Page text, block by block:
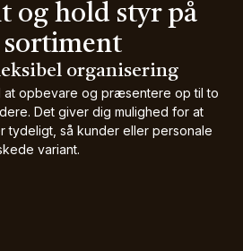
og hold styr på
sortiment
organisering
at opbevare og præsentere op til to
Det giver dig mulighed for at
tydeligt, så kunder eller personale
variant.